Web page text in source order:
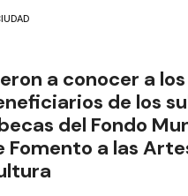
a conocer a los
de los
del Fondo
Fomento a las